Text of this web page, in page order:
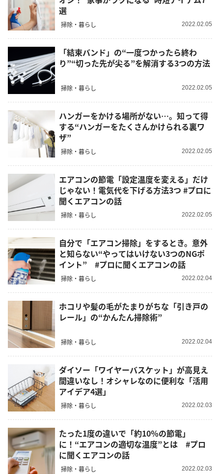
選
掃除・暮らし 2022.02.05
「結束バンド」の“一度つかったら終わ
り”“切った先が尖る”を解消する3つの方法
掃除・暮らし 2022.02.05
ハンガーをかける場所がない…。知って得
する“ハンガーをたくさんかけられる裏ワ
ザ”
掃除・暮らし 2022.02.05
エアコンの節電「設定温度を変える」だけ
じゃない！電気代を下げる方法3つ #プロに
聞くエアコンの話
掃除・暮らし 2022.02.05
自分で「エアコン掃除」をするとき。意外
と知らない“やってはいけない3つのNGポ
イント” #プロに聞くエアコンの話
掃除・暮らし 2022.02.04
ホコリや髪の毛がたまりがちな「引き戸の
レール」の“かんたん掃除術”
掃除・暮らし 2022.02.04
ダイソー「ワイヤーバスケット」が高見え
間違いなし！オシャレなのに便利な「活用
アイデア4選」
掃除・暮らし 2022.02.03
たった1度の違いで「約10％の節電」
に！“エアコンの適切な温度”とは #プロ
に聞くエアコンの話
掃除・暮らし 2022.02.03